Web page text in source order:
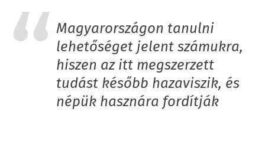
Magyarországon tanulni
lehetőséget jelent számukra,
hiszen az itt megszerzett
tudást később hazaviszik, és
népük hasznára fordítják